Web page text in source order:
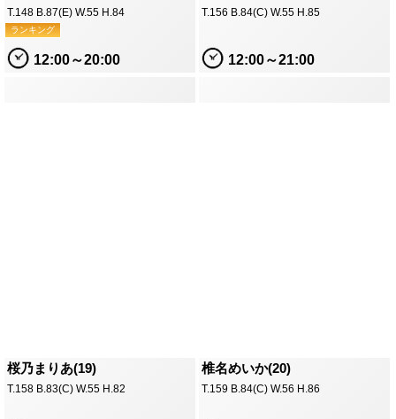
T.148 B.87(E) W.55 H.84
ランキング
12:00～20:00
T.156 B.84(C) W.55 H.85
12:00～21:00
桜乃まりあ(19)
T.158 B.83(C) W.55 H.82
椎名めいか(20)
T.159 B.84(C) W.56 H.86